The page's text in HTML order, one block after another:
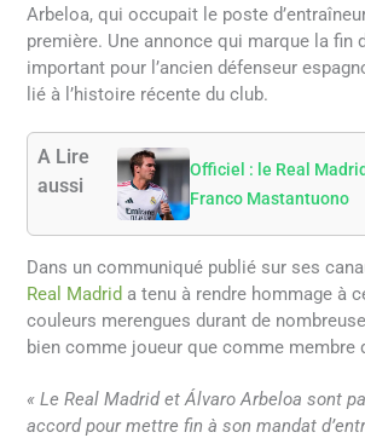
Arbeloa, qui occupait le poste
première. Une annonce qui marque la fin
important pour l’ancien défenseur
lié à l’histoire récente du club.
A Lire
aussi
Officiel : le Real
Franco Mastantuono
Dans un communiqué publié sur ses
Real Madrid a tenu à rendre hommage à
couleurs merengues durant de
bien comme joueur que comme membre
« Le Real Madrid et Álvaro Arbeloa sont
accord pour mettre fin à son mandat